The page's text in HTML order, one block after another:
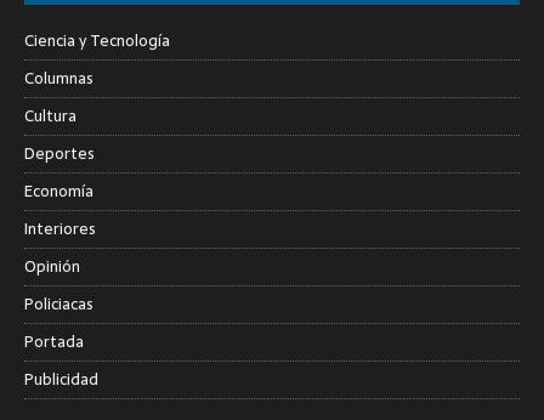
Ciencia y Tecnología
Columnas
Cultura
Deportes
Economía
Interiores
Opinión
Policiacas
Portada
Publicidad